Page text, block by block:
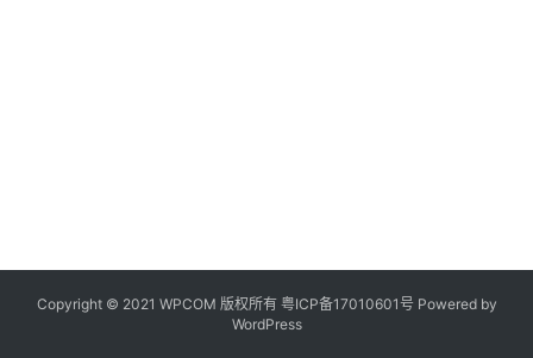
Copyright © 2021 WPCOM 版权所有 粤ICP备17010601号 Powered by
WordPress